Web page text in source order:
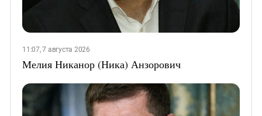
11:07, 7 августа 2026
Мелия Никанор (Ника) Анзорович